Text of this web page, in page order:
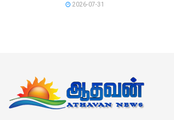
2026-07-31